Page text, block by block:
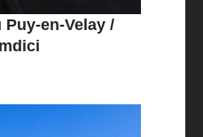
en-Velay /